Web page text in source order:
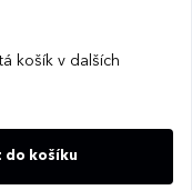
košík v dalších
do košíku